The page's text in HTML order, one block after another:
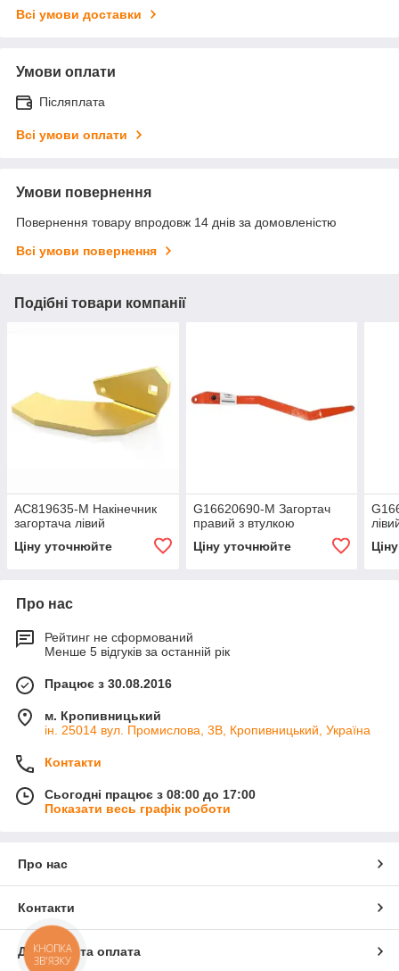
Всі умови доставки
Умови оплати
Післяплата
Всі умови оплати
Умови повернення
Повернення товару впродовж 14 днів за домовленістю
Всі умови повернення
Подібні товари компанії
AC819635-M Накінечник
загортача лівий
Ціну уточнюйте
G16620690-M Загортач
правий з втулкою
Ціну уточнюйте
Про нас
Рейтинг не сформований
Менше 5 відгуків за останній рік
Працює з 30.08.2016
м. Кропивницький
ін. 25014 вул. Промислова, 3В, Кропивницький, Україна
Контакти
Сьогодні працює з 08:00 до 17:00
Показати весь графік роботи
Про нас
Контакти
Доставка та оплата
КНОПКА
ЗВ'ЯЗКУ